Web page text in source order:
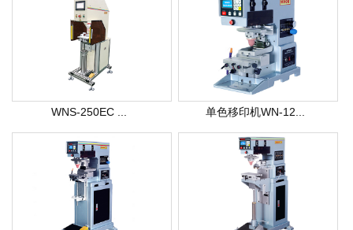
WNS-250EC ... 单色移印机WN-12...